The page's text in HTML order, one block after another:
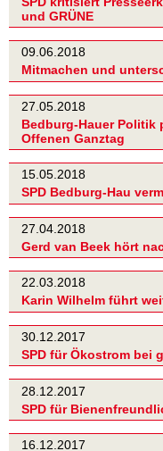
und GRÜNE
09.06.2018
Mitmachen und
27.05.2018
Bedburg-Hauer Politik
Offenen Ganztag
15.05.2018
SPD Bedburg-Hau
27.04.2018
Gerd van Beek hört
22.03.2018
Karin Wilhelm führt
30.12.2017
SPD für Ökostrom bei
28.12.2017
SPD für
16.12.2017